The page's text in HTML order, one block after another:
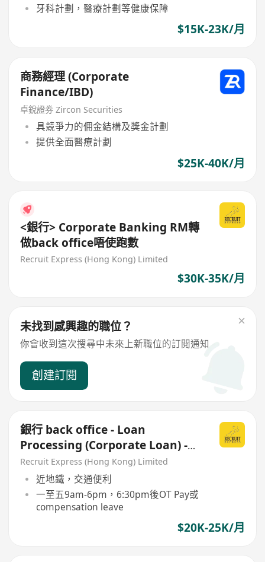
牙科計劃，醫療計劃等健康保障
$15K-23K/月
商務經理 (Corporate
Finance/IBD)
卓銳證券 Zircon Securities
具競爭力的佣金結構及獎金計劃
提供全面醫療計劃
$25K-40K/月
<銀行> Corporate Banking RM轉
做back office唔使跑數
Recruit Express (Hong Kong) Limited
$30K-35K/月
未找到感興趣的職位？
你會收到這次搜尋中未來上新職位的訂閱通知
創建訂閱
銀行 back office - Loan
Processing (Corporate Loan) -
Back office (MAKER)
Recruit Express (Hong Kong) Limited
近地鐵，交通便利
一至五9am-6pm，6:30pm後OT Pay或
compensation leave
$20K-25K/月